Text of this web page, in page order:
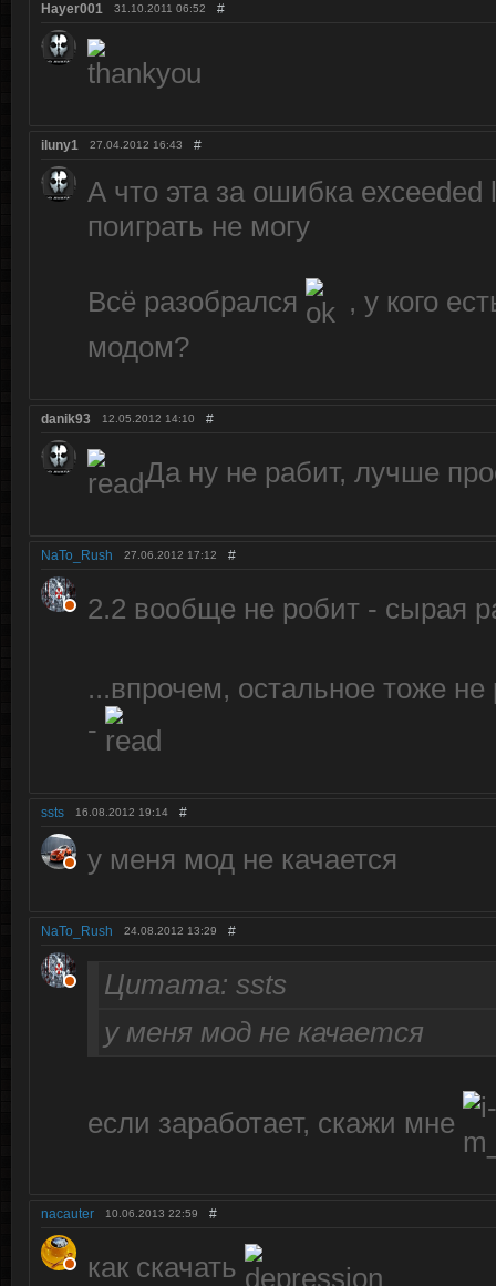
Hayer001 31.10.2011 06:52 #
iluny1 27.04.2012 16:43 #
А что эта за ошибка exceeded
поиграть не могу
Всё разобрался
, у кого
модом?
danik93 12.05.2012 14:10 #
Да ну не рабит, лучше
NaTo_Rush 27.06.2012 17:12 #
2.2 вообще не робит - сырая
...впрочем, остальное тоже не
-
ssts 16.08.2012 19:14 #
у меня мод не качается
NaTo_Rush 24.08.2012 13:29 #
Цитата: ssts
у меня мод не качается
если заработает, скажи мне
nacauter 10.06.2013 22:59 #
как скачать